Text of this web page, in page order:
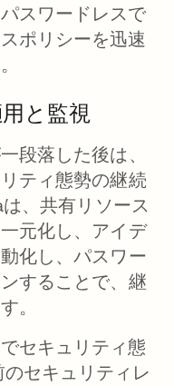
スワードレスで
ポリシーを迅速
と監視
段落した後は、
ティ態勢の継続
、共有リソース
元化し、アイデ
化し、パスワー
することで、継
。
セキュリティ態
のセキュリティレ